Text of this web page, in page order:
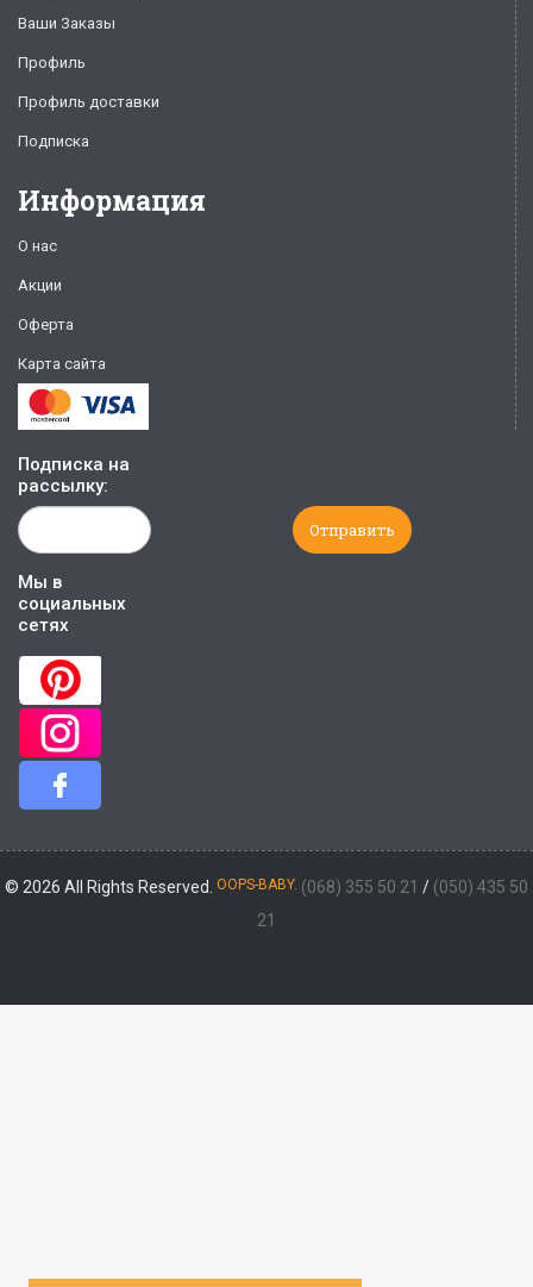
Ваши Заказы
Профиль
Профиль доставки
Подписка
Информация
О нас
Акции
Оферта
Карта сайта
Подписка на
рассылку:
Мы в
социальных
сетях
© 2026 All Rights Reserved. OOPS-BABY. (068) 355 50 21 / (050) 435 50
21